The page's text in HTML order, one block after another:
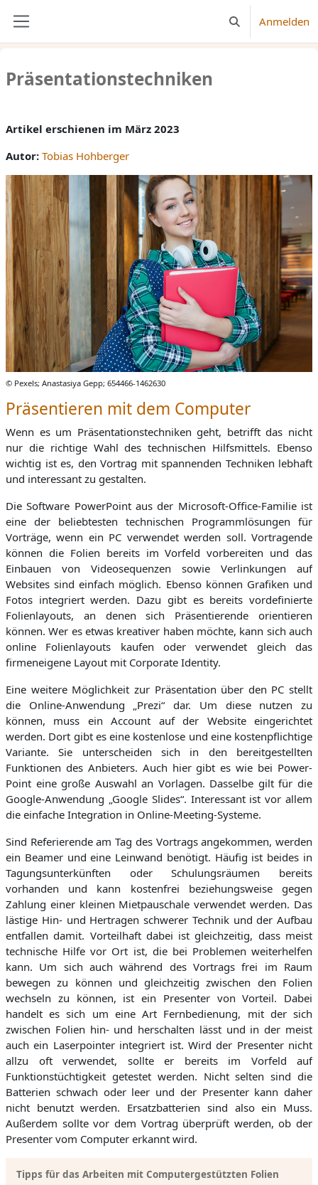
Sucheingabe
Anmelden
Präsentationstechniken
Artikel erschienen im März 2023
Autor: Tobias Hohberger
© Pexels; Anastasiya Gepp; 654466-1462630
Präsentieren mit dem Computer
Wenn es um Präsentationstechniken geht, betrifft das nicht
nur die richtige Wahl des technischen Hilfsmittels. Ebenso
wichtig ist es, den Vortrag mit spannenden Techniken lebhaft
und interessant zu gestalten.
Die Software PowerPoint aus der Microsoft-Office-Familie ist
eine der beliebtesten technischen Programmlösungen für
Vorträge, wenn ein PC verwendet werden soll. Vortragende
können die Folien bereits im Vorfeld vorbereiten und das
Einbauen von Videosequenzen sowie Verlinkungen auf
Websites sind einfach möglich. Ebenso können Grafiken und
Fotos integriert werden. Dazu gibt es bereits vordefinierte
Folienlayouts, an denen sich Präsentierende orientieren
können. Wer es etwas kreativer haben möchte, kann sich auch
online Folienlayouts kaufen oder verwendet gleich das
firmeneigene Layout mit Corporate Identity.
Eine weitere Möglichkeit zur Präsentation über den PC stellt
die Online-Anwendung „Prezi“ dar. Um diese nutzen zu
können, muss ein Account auf der Website eingerichtet
werden. Dort gibt es eine kostenlose und eine kostenpflichtige
Variante. Sie unterscheiden sich in den bereitgestellten
Funktionen des Anbieters. Auch hier gibt es wie bei Power-
Point eine große Auswahl an Vorlagen. Dasselbe gilt für die
Google-Anwendung „Google Slides“. Interessant ist vor allem
die einfache Integration in Online-Meeting-Systeme.
Sind Referierende am Tag des Vortrags angekommen, werden
ein Beamer und eine Leinwand benötigt. Häufig ist beides in
Tagungsunterkünften oder Schulungsräumen bereits
vorhanden und kann kostenfrei beziehungsweise gegen
Zahlung einer kleinen Mietpauschale verwendet werden. Das
lästige Hin- und Hertragen schwerer Technik und der Aufbau
entfallen damit. Vorteilhaft dabei ist gleichzeitig, dass meist
technische Hilfe vor Ort ist, die bei Problemen weiterhelfen
kann. Um sich auch während des Vortrags frei im Raum
bewegen zu können und gleichzeitig zwischen den Folien
wechseln zu können, ist ein Presenter von Vorteil. Dabei
handelt es sich um eine Art Fernbedienung, mit der sich
zwischen Folien hin- und herschalten lässt und in der meist
auch ein Laserpointer integriert ist. Wird der Presenter nicht
allzu oft verwendet, sollte er bereits im Vorfeld auf
Funktionstüchtigkeit getestet werden. Nicht selten sind die
Batterien schwach oder leer und der Presenter kann daher
nicht benutzt werden. Ersatzbatterien sind also ein Muss.
Außerdem sollte vor dem Vortrag überprüft werden, ob der
Presenter vom Computer erkannt wird.
Tipps für das Arbeiten mit Computergestützten Folien